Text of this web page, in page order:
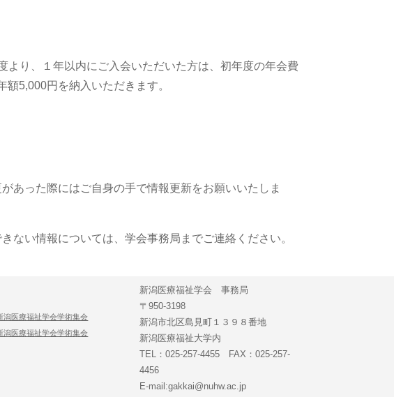
り、１年以内にご入会いただいた方は、初年度の年会費
5,000円を納入いただきます。
あった際にはご自身の手で情報更新をお願いいたしま
ない情報については、学会事務局までご連絡ください。
潟医療福祉学会学術集会
潟医療福祉学会学術集会
新潟医療福祉学会 事務局
〒950-3198
新潟市北区島見町１３９８番地
新潟医療福祉大学内
TEL：025-257-4455 FAX：025-257-
4456
E-mail:gakkai@nuhw.ac.jp